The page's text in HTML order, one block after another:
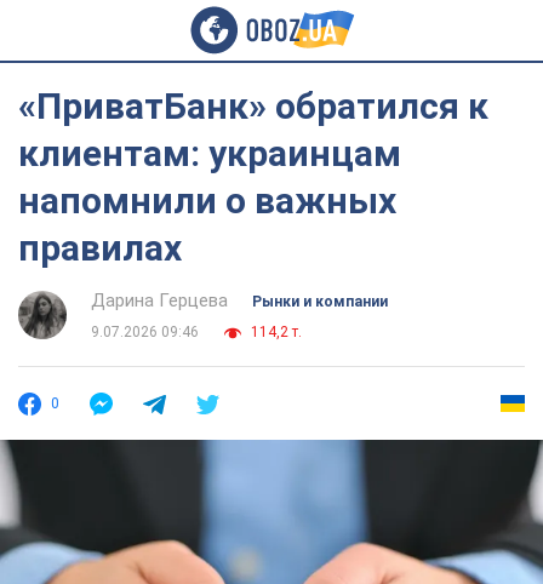
«ПриватБанк» обратился к
клиентам: украинцам
напомнили о важных
правилах
Дарина Герцева
Рынки и компании
9.07.2026 09:46
114,2 т.
0